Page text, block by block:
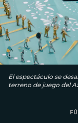
El espectáculo se
terreno de juego del